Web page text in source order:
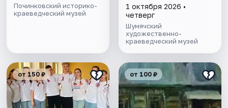
Починковский историко-
краеведческий музей
1 октября 2026 •
четверг
Шумячский
художественно-
краеведческий музей
от 150 ₽ от 100 ₽